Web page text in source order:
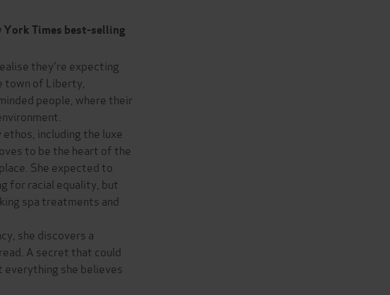
York Times best-selling
they're expecting
town of Liberty,
people, where their
including the luxe
to be the heart of the
She expected to
for racial equality, but
spa treatments and
she discovers a
A secret that could
she believes